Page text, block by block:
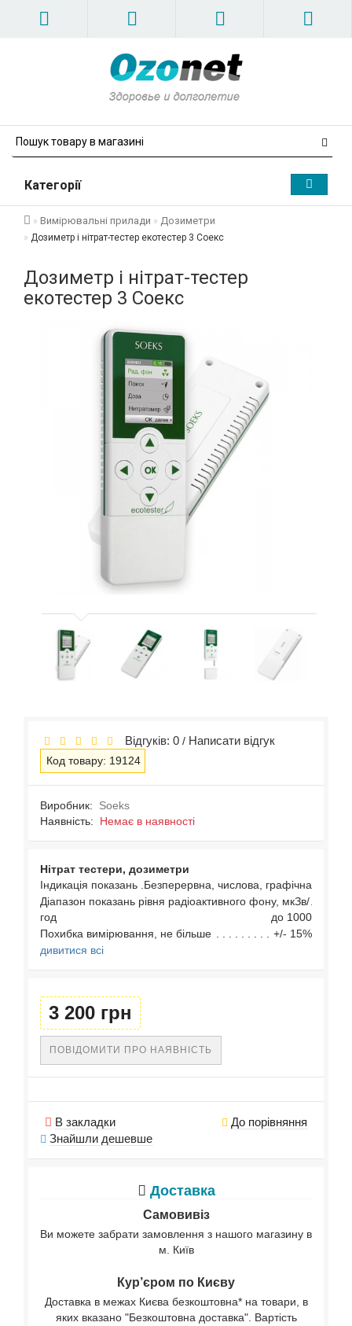
Категорії
Вимірювальні прилади Дозиметри
Дозиметр і нітрат-тестер екотестер 3 Соекс
Дозиметр і нітрат-тестер
екотестер 3 Соекс
Відгуків: 0 / Написати відгук
Код товару: 19124
Виробник:
Soeks
Наявність: Немає в наявності
Нітрат тестери, дозиметри
Індикація показань Безперервна, числова, графічна
Діапазон показань рівня радіоактивного фону, мкЗв/
год
до 1000
Похибка вимірювання, не більше
+/- 15%
дивитися всі
3 200 грн
ПОВІДОМИТИ ПРО НАЯВНІСТЬ
В закладки
До порівняння
Знайшли дешевше
Доставка
Самовивіз
Ви можете забрати замовлення з нашого магазину в
м. Київ
Кур’єром по Києву
Доставка в межах Києва безкоштовна* на товари, в
яких вказано "Безкоштовна доставка". Вартість